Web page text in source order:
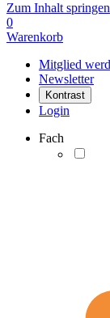
Zum Inhalt springen
0
Warenkorb
Mitglied
Newsletter
Kontrast
Login
Fach